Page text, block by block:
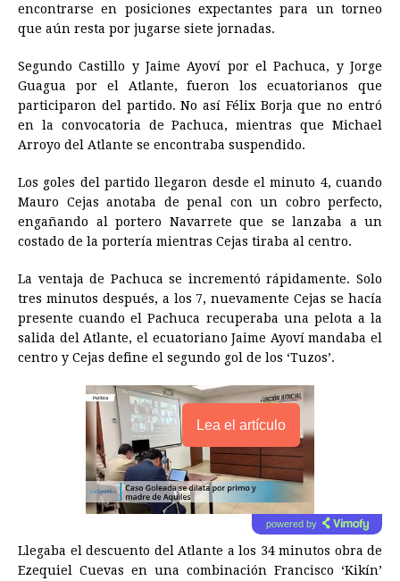
b
o
o
k
e
n
g
e
s
A
p
p
a
d
s
e
r
e
s
e
d
I
n
l
t
L
n
k
encontrarse en posiciones expectantes para un torneo
que aún resta por jugarse siete jornadas.
Segundo Castillo y Jaime Ayoví por el Pachuca, y Jorge
Guagua por el Atlante, fueron los ecuatorianos que
participaron del partido. No así Félix Borja que no entró
en la convocatoria de Pachuca, mientras que Michael
Arroyo del Atlante se encontraba suspendido.
Los goles del partido llegaron desde el minuto 4, cuando
Mauro Cejas anotaba de penal con un cobro perfecto,
engañando al portero Navarrete que se lanzaba a un
costado de la portería mientras Cejas tiraba al centro.
La ventaja de Pachuca se incrementó rápidamente. Solo
tres minutos después, a los 7, nuevamente Cejas se hacía
presente cuando el Pachuca recuperaba una pelota a la
salida del Atlante, el ecuatoriano Jaime Ayoví mandaba el
centro y Cejas define el segundo gol de los ‘Tuzos’.
Lea el artículo
powered by
Llegaba el descuento del Atlante a los 34 minutos obra de
Ezequiel Cuevas en una combinación Francisco ‘Kikín’